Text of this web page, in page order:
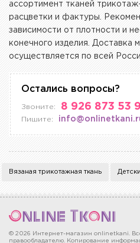
ассортимент тканей
расцветки и фактуры.
зависимости от плотности и
конечного изделия. Доставка
осуществляется по всей
Остались вопросы?
Звоните: 8 926 873 53
Пишите:
Вязаная трикотажная ткань
© 2026 Интернет-магазин onlinetkani.
правообладателю. Копирование